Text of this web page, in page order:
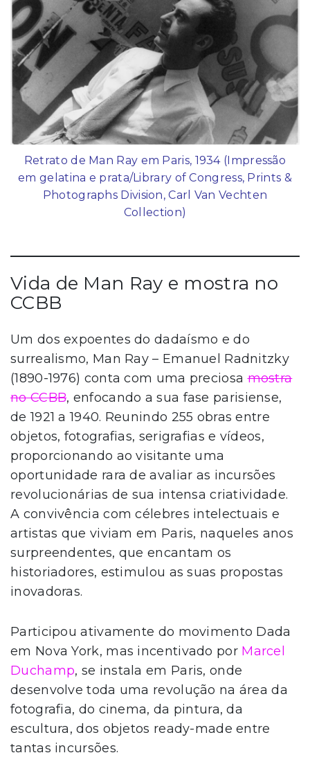
Retrato de Man Ray em Paris, 1934 (Impressão
em gelatina e prata/Library of Congress, Prints &
Photographs Division, Carl Van Vechten
Collection)
Vida de Man Ray e mostra no
CCBB
Um dos expoentes do dadaísmo e do
surrealismo, Man Ray – Emanuel Radnitzky
(1890-1976) conta com uma preciosamostra
no CCBB, enfocando a sua fase parisiense,
de 1921 a 1940. Reunindo 255 obras entre
objetos, fotografias, serigrafias e vídeos,
proporcionando ao visitante uma
oportunidade rara de avaliar as incursões
revolucionárias de sua intensa criatividade.
A convivência com célebres intelectuais e
artistas que viviam em Paris, naqueles anos
surpreendentes, que encantam os
historiadores, estimulou as suas propostas
inovadoras.
Participou ativamente do movimento Dada
em Nova York, mas incentivado por Marcel
Duchamp, se instala em Paris, onde
desenvolve toda uma revolução na área da
fotografia, do cinema, da pintura, da
escultura, dos objetos ready-made entre
tantas incursões.